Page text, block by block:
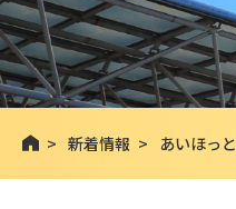
> 新着情報 > あいほっと